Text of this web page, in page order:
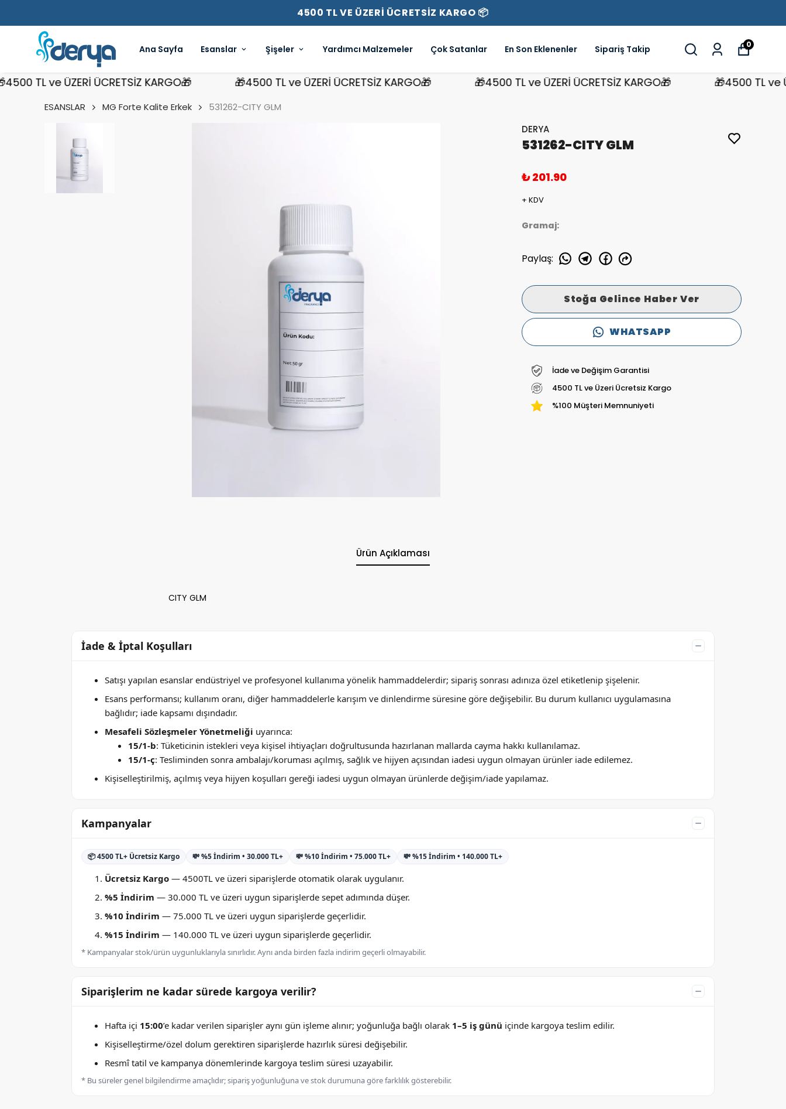
4500 TL VE ÜZERİ ÜCRETSİZ KARGO 📦
Ana Sayfa Esanslar Şişeler Yardımcı Malzemeler Çok Satanlar En Son Eklenenler Sipariş Takip 0
TL ve ÜZERİ ÜCRETSİZ KARGO🎁 🎁4500 TL ve ÜZERİ ÜCRETSİZ KARGO🎁 🎁4500 TL ve ÜZERİ ÜCRETSİZ KARGO🎁 🎁4500 TL ve
ESANSLAR MG Forte Kalite Erkek
531262-CITY GLM
DERYA
531262-CITY GLM
₺ 201.90
+ KDV
Gramaj:
Paylaş:
Stoğa Gelince Haber Ver
WHATSAPP
İade ve Değişim Garantisi
4500 TL ve Üzeri Ücretsiz Kargo
%100 Müşteri Memnuniyeti
Ürün Açıklaması
CITY GLM
İade & İptal Koşulları
Satışı yapılan esanslar endüstriyel ve profesyonel kullanıma yönelik hammaddelerdir; sipariş sonrası adınıza özel etiketlenip şişelenir.
Esans performansı; kullanım oranı, diğer hammaddelerle karışım ve dinlendirme süresine göre değişebilir. Bu durum kullanıcı uygulamasına
bağlıdır; iade kapsamı dışındadır.
Mesafeli Sözleşmeler Yönetmeliği uyarınca:
15/1-b: Tüketicinin istekleri veya kişisel ihtiyaçları doğrultusunda hazırlanan mallarda cayma hakkı kullanılamaz.
15/1-ç: Tesliminden sonra ambalajı/koruması açılmış, sağlık ve hijyen açısından iadesi uygun olmayan ürünler iade edilemez.
Kişiselleştirilmiş, açılmış veya hijyen koşulları gereği iadesi uygun olmayan ürünlerde değişim/iade yapılamaz.
Kampanyalar
📦 4500 TL+ Ücretsiz Kargo 💸 %5 İndirim • 30.000 TL+ 💸 %10 İndirim • 75.000 TL+ 💸 %15 İndirim • 140.000 TL+
Ücretsiz Kargo — 4500TL ve üzeri siparişlerde otomatik olarak uygulanır.
%5 İndirim — 30.000 TL ve üzeri uygun siparişlerde sepet adımında düşer.
%10 İndirim — 75.000 TL ve üzeri uygun siparişlerde geçerlidir.
%15 İndirim — 140.000 TL ve üzeri uygun siparişlerde geçerlidir.
* Kampanyalar stok/ürün uygunluklarıyla sınırlıdır. Aynı anda birden fazla indirim geçerli olmayabilir.
Siparişlerim ne kadar sürede kargoya verilir?
Hafta içi 15:00’e kadar verilen siparişler aynı gün işleme alınır; yoğunluğa bağlı olarak 1–5 iş günü içinde kargoya teslim edilir.
Kişiselleştirme/özel dolum gerektiren siparişlerde hazırlık süresi değişebilir.
Resmî tatil ve kampanya dönemlerinde kargoya teslim süresi uzayabilir.
* Bu süreler genel bilgilendirme amaçlıdır; sipariş yoğunluğuna ve stok durumuna göre farklılık gösterebilir.